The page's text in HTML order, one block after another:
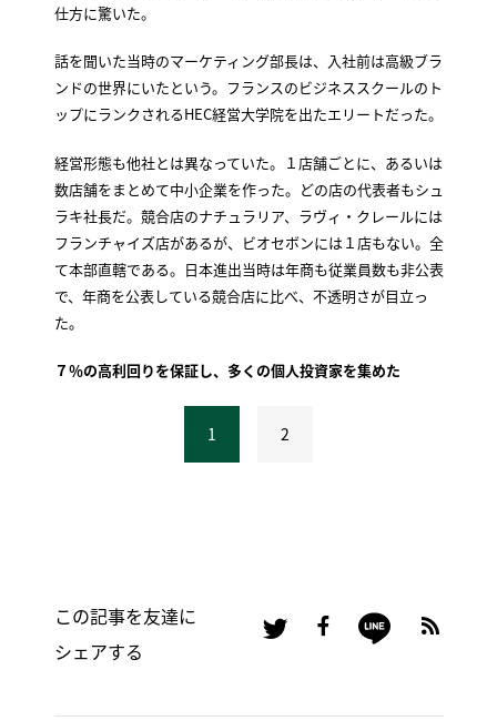
仕方に驚いた。
話を聞いた当時のマーケティング部長は、入社前は高級ブラ
ンドの世界にいたという。フランスのビジネススクールのト
ップにランクされるHEC経営大学院を出たエリートだった。
経営形態も他社とは異なっていた。１店舗ごとに、あるいは
数店舗をまとめて中小企業を作った。どの店の代表者もシュ
ラキ社長だ。競合店のナチュラリア、ラヴィ・クレールには
フランチャイズ店があるが、ビオセボンには１店もない。全
て本部直轄である。日本進出当時は年商も従業員数も非公表
で、年商を公表している競合店に比べ、不透明さが目立っ
た。
７％の高利回りを保証し、多くの個人投資家を集めた
1 2
この記事を友達に
シェアする